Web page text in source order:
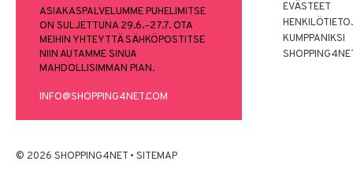
ASIAKASPALVELUMME PUHELIMITSE
ON SULJETTUNA 29.6.–27.7. OTA
MEIHIN YHTEYTTÄ SÄHKÖPOSTITSE
NIIN AUTAMME SINUA
MAHDOLLISIMMAN PIAN.
INFO@SHOPPING4NET.COM
EVÄSTEET
KUMPPANIKSI
© 2026 SHOPPING4NET • SITEMAP